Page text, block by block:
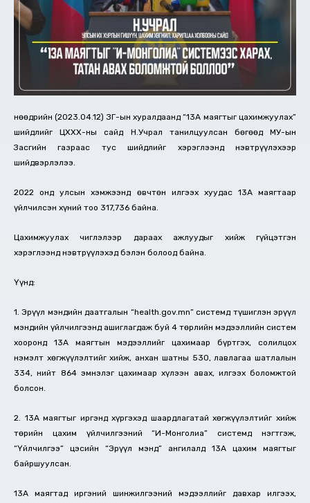
Өнөөдрийн (2023.04.12) ЗГ-ын хуралдаанд “13А маягтыг цахимжуулах”
шийдлийг ЦХХХ-ны сайд Н.Учрал танилцуулсан бөгөөд МУ-ын
Засгийн газраас тус шийдлийг хэрэглээнд нэвтрүүлэхээр
шийдвэрлэлээ.
2022 онд улсын хэмжээнд өвчтөн илгээх хуудас 13A маягтаар
үйлчилсэн хүний тоо 317,736 байна.
Цахимжуулах чиглэлээр дараах ажлуудыг хийж гүйцэтгэн
хэрэглээнд нэвтрүүлэхэд бэлэн болоод байна.
Үүнд:
1. Эрүүл мэндийн даатгалын “health.gov.mn” системд түшиглэн эрүүл
мэндийн үйлчилгээнд ашиглагдаж буй 4 төрлийн мэдээллийн систем
хооронд 13А маягтын мэдээллийг цахимаар бүртгэх, солилцох
нэмэлт хөгжүүлэлтийг хийж, анхан шатны 530, лавлагаа шатлалын
334, нийт 864 эмнэлэг цахимаар хүлээн авах, илгээх боломжтой
болсон.
2. 13А маягтыг иргэнд хүргэхэд шаардлагатай хөгжүүлэлтийг хийж
төрийн цахим үйлчилгээний “И-Монголиа” системд нэгтгэж,
“Үйлчилгээ” цэсийн “Эрүүл мэнд” ангилалд 13А цахим маягтыг
байршуулсан.
13А маягтад иргэний шинжилгээний мэдээллийг давхар илгээх,